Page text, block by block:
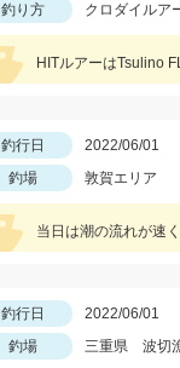
釣り方
クロダイルア
HITルアーはTsulino
釣行日 2022/06/01
釣場
敦賀エリア
当日は潮の流れが速
釣行日 2022/06/01
釣場
三重県 波切